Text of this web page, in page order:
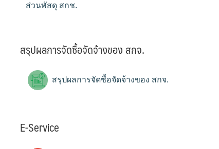
ส่วนพัสดุ สกช.
สรุปผลการจัดซื้อจัดจ้างของ สกจ.
สรุปผลการจัดซื้อจัดจ้างของ สกจ.
E-Service